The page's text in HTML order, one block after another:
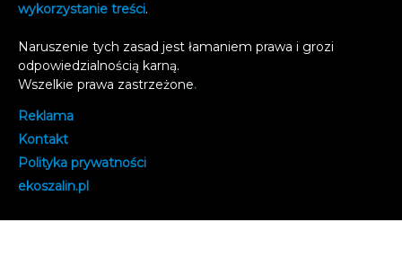
wykorzystanie treści.
Naruszenie tych zasad jest łamaniem prawa i grozi
odpowiedzialnością karną.
Wszelkie prawa zastrzeżone.
Reklama
Kontakt
Polityka prywatności
ekoszalin.pl